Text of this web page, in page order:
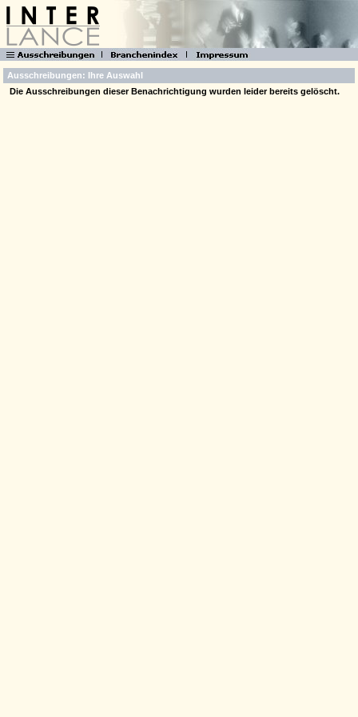
Ausschreibungen: Ihre Auswahl
Die Ausschreibungen dieser Benachrichtigung wurden leider bereits gelöscht.